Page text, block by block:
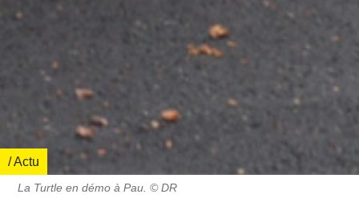
/ Actu
La Turtle en démo à Pau. © DR